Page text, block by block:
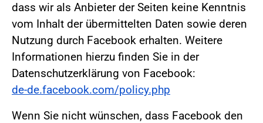
dass wir als Anbieter der Seiten keine Kenntnis
vom Inhalt der übermittelten Daten sowie deren
Nutzung durch Facebook erhalten. Weitere
Informationen hierzu finden Sie in der
Datenschutzerklärung von Facebook:
de-de.facebook.com/policy.php
Wenn Sie nicht wünschen, dass Facebook den